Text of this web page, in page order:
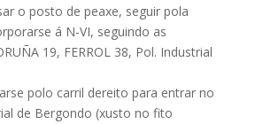
o posto de peaxe, seguir pola
á N-VI, seguindo as
19, FERROL 38, Pol. Industrial
polo carril dereito para entrar no
de Bergondo (xusto no fito